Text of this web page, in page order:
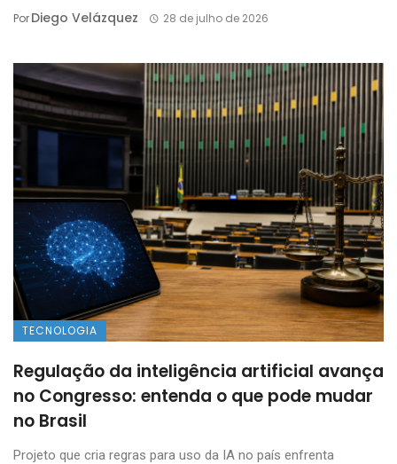
PorDiego Velázquez 28 de julho de 2026
TECNOLOGIA
Regulação da inteligência artificial avança
no Congresso: entenda o que pode mudar
no Brasil
Projeto que cria regras para uso da IA no país enfrenta